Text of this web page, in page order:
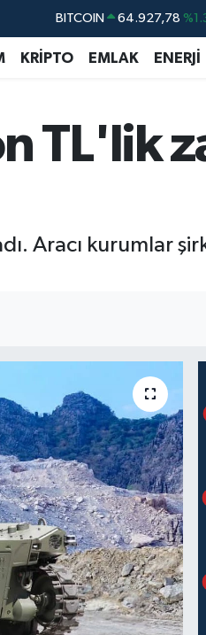
DOLAR 47,5894
EURO 55,0398 %-
GRAM ALTIN 6508.83
BİST100 13.703
KRİPTO EMLAK ENERJİ
Aracı kurumlar